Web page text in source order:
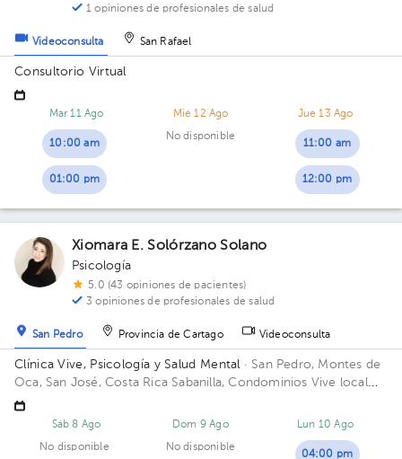
1 opiniones de profesionales de salud
Videoconsulta San Rafael
Consultorio Virtual
Mar 11 Ago
10:00 am
01:00 pm
Mié 12 Ago
No disponible
Jue 13 Ago
11:00 am
12:00 pm
Xiomara E. Solórzano Solano
Psicología
5.0 (43 opiniones de pacientes)
3 opiniones de profesionales de salud
San Pedro Provincia de Cartago Videoconsulta
Clínica Vive, Psicología y Salud Mental · San Pedro, Montes de
Oca, San José, Costa Rica Sabanilla, Condominios Vive local
#215 Edificio Condominios Vive. Consultorio 215.
Sáb 8 Ago
No disponible
Dom 9 Ago
No disponible
Lun 10 Ago
04:00 pm